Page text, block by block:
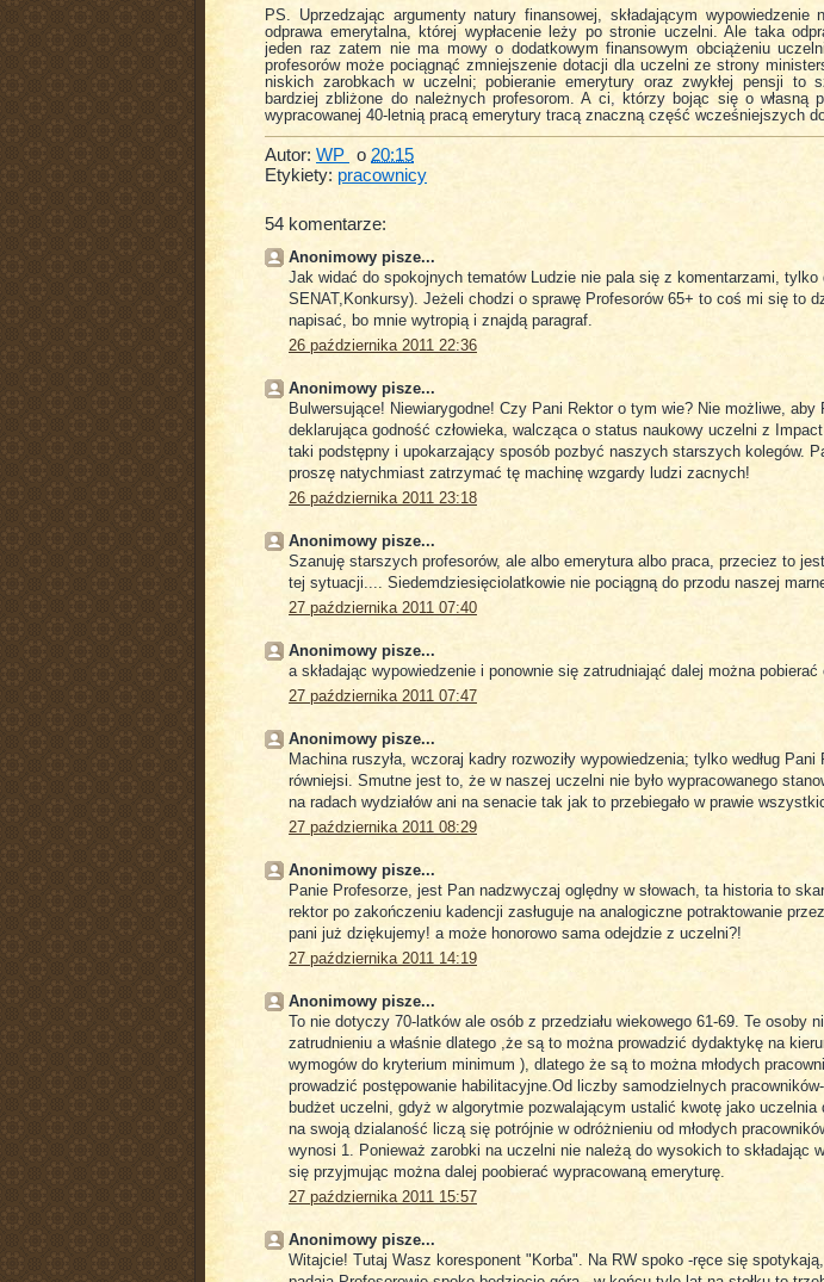
PS. Uprzedzając argumenty natury finansowej, składającym wypowiedzenie
odprawa emerytalna, której wypłacenie leży po stronie uczelni. Ale taka
jeden raz zatem nie ma mowy o dodatkowym finansowym obciążeniu
profesorów może pociągnąć zmniejszenie dotacji dla uczelni ze strony
niskich zarobkach w uczelni; pobieranie emerytury oraz zwykłej pensji to
bardziej zbliżone do należnych profesorom. A ci, którzy bojąc się o własną
wypracowanej 40-letnią pracą emerytury tracą znaczną część wcześniejszych
Autor: WP o 20:15
Etykiety: pracownicy
54 komentarze:
Anonimowy pisze...
Jak widać do spokojnych tematów Ludzie nie pala się z komentarzami, tylko
SENAT,Konkursy). Jeżeli chodzi o sprawę Profesorów 65+ to coś mi się to
napisać, bo mnie wytropią i znajdą paragraf.
26 października 2011 22:36
Anonimowy pisze...
Bulwersujące! Niewiarygodne! Czy Pani Rektor o tym wie? Nie możliwe, aby
deklarująca godność człowieka, walcząca o status naukowy uczelni z
taki podstępny i upokarzający sposób pozbyć naszych starszych kolegów.
proszę natychmiast zatrzymać tę machinę wzgardy ludzi zacnych!
26 października 2011 23:18
Anonimowy pisze...
Szanuję starszych profesorów, ale albo emerytura albo praca, przeciez to
tej sytuacji.... Siedemdziesięciolatkowie nie pociągną do przodu naszej
27 października 2011 07:40
Anonimowy pisze...
a składając wypowiedzenie i ponownie się zatrudniająć dalej można pobierać
27 października 2011 07:47
Anonimowy pisze...
Machina ruszyła, wczoraj kadry rozwoziły wypowiedzenia; tylko według Pani
równiejsi. Smutne jest to, że w naszej uczelni nie było wypracowanego
na radach wydziałów ani na senacie tak jak to przebiegało w prawie
27 października 2011 08:29
Anonimowy pisze...
Panie Profesorze, jest Pan nadzwyczaj oględny w słowach, ta historia to
rektor po zakończeniu kadencji zasługuje na analogiczne potraktowanie
pani już dziękujemy! a może honorowo sama odejdzie z uczelni?!
27 października 2011 14:19
Anonimowy pisze...
To nie dotyczy 70-latków ale osób z przedziału wiekowego 61-69. Te osoby
zatrudnieniu a właśnie dlatego ,że są to można prowadzić dydaktykę na
wymogów do kryterium minimum ), dlatego że są to można młodych
prowadzić postępowanie habilitacyjne.Od liczby samodzielnych
budżet uczelni, gdyż w algorytmie pozwalającym ustalić kwotę jako uczelnia
na swoją dzialaność liczą się potrójnie w odróżnieniu od młodych
wynosi 1. Ponieważ zarobki na uczelni nie należą do wysokich to składając
się przyjmując można dalej poobierać wypracowaną emeryturę.
27 października 2011 15:57
Anonimowy pisze...
Witajcie! Tutaj Wasz koresponent "Korba". Na RW spoko -ręce się